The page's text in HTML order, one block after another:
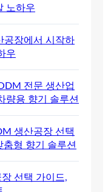
노하우
공장에서 시작하
우
전문 생산업
량용 향기 솔루션
생산공장 선택
형 향기 솔루션
선택 가이드,